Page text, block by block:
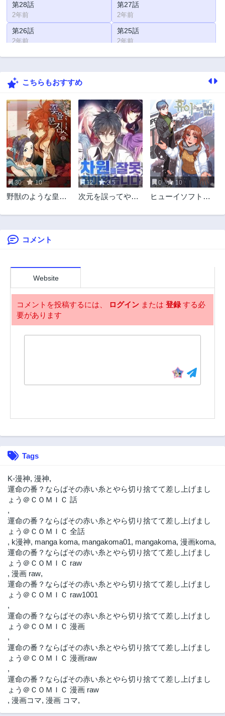
第28話
2年前
第27話
2年前
第26話
2年前
第25話
2年前
第24話 第23話
第22話
第20話
2年前
第19話
2年前
第18話
2年前
第17話
2年前
第16話
2年前
第15話
2年前
第14話
2年前
第13話
2年前
第12話 第11話
第10話
第8話
第6話
2年前
第5話
2年前
第4話
こちらもおすすめ
30 10
野獣のような皇太
る
12 3.5
次元を誤ってやっ
0 10
ヒューイソフトク
コメント
Website
コメントを投稿するには、 ログイン または 登録する必
要があります
Tags
K-漫神, 漫神,
運命の番？ならばその赤い糸とやら切り捨てて差し上げまし
ょう＠ＣＯＭＩＣ 話
,
運命の番？ならばその赤い糸とやら切り捨てて差し上げまし
ょう＠ＣＯＭＩＣ 全話
, k漫神, manga koma, mangakoma01, mangakoma, 漫画koma,
運命の番？ならばその赤い糸とやら切り捨てて差し上げまし
ょう＠ＣＯＭＩＣ raw
, 漫画 raw,
運命の番？ならばその赤い糸とやら切り捨てて差し上げまし
ょう＠ＣＯＭＩＣ raw1001
,
運命の番？ならばその赤い糸とやら切り捨てて差し上げまし
ょう＠ＣＯＭＩＣ 漫画
,
運命の番？ならばその赤い糸とやら切り捨てて差し上げまし
ょう＠ＣＯＭＩＣ 漫画raw
,
運命の番？ならばその赤い糸とやら切り捨てて差し上げまし
ょう＠ＣＯＭＩＣ 漫画 raw
, 漫画コマ, 漫画 コマ,